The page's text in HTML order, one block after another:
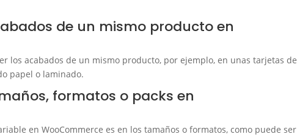
de un mismo producto en
los acabados de un mismo producto, por ejemplo, en unas tarjetas de
papel o laminado.
formatos o packs en
en WooCommerce es en los tamaños o formatos, como puede ser